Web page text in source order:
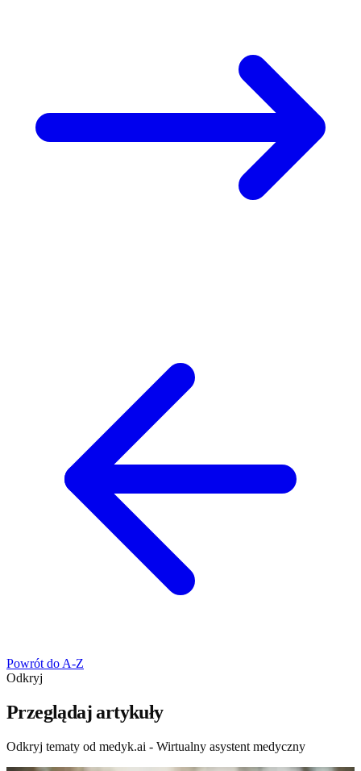
Powrót do A-Z
Odkryj
Przeglądaj artykuły
Odkryj tematy od medyk.ai - Wirtualny asystent medyczny